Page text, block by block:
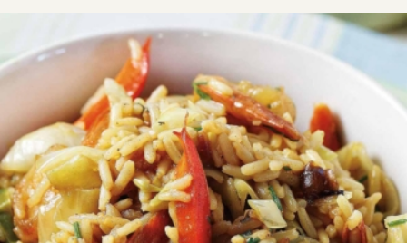
ΣΥΝΤΑΓΕΣ ΑΛΜΥΡΑ ΘΑΛΑΣΣΙΝΑ
Γαριδοπίλαφο στο τηγάνι
Δύσκολη 0:30
4 10 λεπτά 20 λεπτά